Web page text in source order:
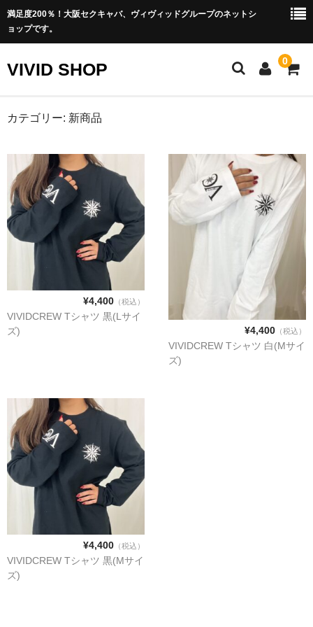
満足度200％！大阪セクキャバ、ヴィヴィッドグループのネットシ
ョップです。
VIVID SHOP 0
ホーム
特定商取引法に関する表記
カテゴリー: 新商品
¥4,400（税込）
VIVIDCREW Tシャツ 黒(Lサイ
ズ)
¥4,400（税込）
VIVIDCREW Tシャツ 白(Mサイ
ズ)
¥4,400（税込）
VIVIDCREW Tシャツ 黒(Mサイ
ズ)